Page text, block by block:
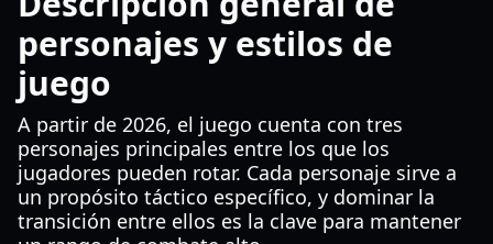
personajes y estilos de
juego
A partir de 2026, el juego cuenta con tres
personajes principales entre los que los
jugadores pueden rotar. Cada personaje sirve a
un propósito táctico específico, y dominar la
transición entre ellos es la clave para mantener